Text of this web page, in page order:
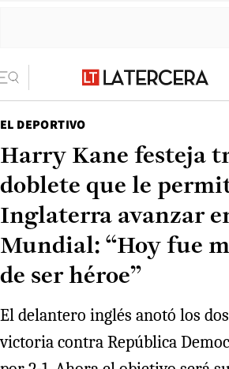
EL DEPORTIVO
Harry Kane festeja
doblete que le
Inglaterra avanzar
Mundial: “Hoy fue
de ser héroe”
El delantero inglés anotó los
victoria contra República